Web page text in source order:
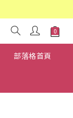
部落格首頁